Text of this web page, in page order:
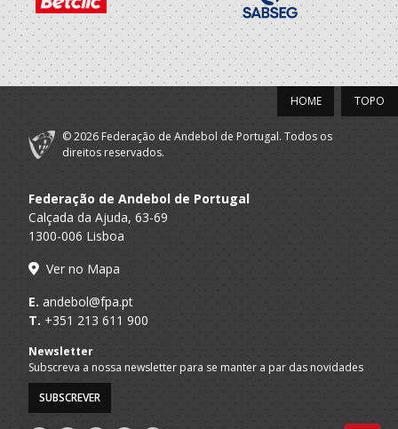
TOPO
HOME
© 2026 Federação de Andebol de Portugal. Todos os
direitos reservados.
Federação de Andebol de Portugal
Calçada da Ajuda, 63-69
1300-006 Lisboa
Ver no Mapa
E. andebol@fpa.pt
T. +351 213 611 900
Newsletter
Subscreva a nossa newsletter para se manter a par das novidades
SUBSCREVER